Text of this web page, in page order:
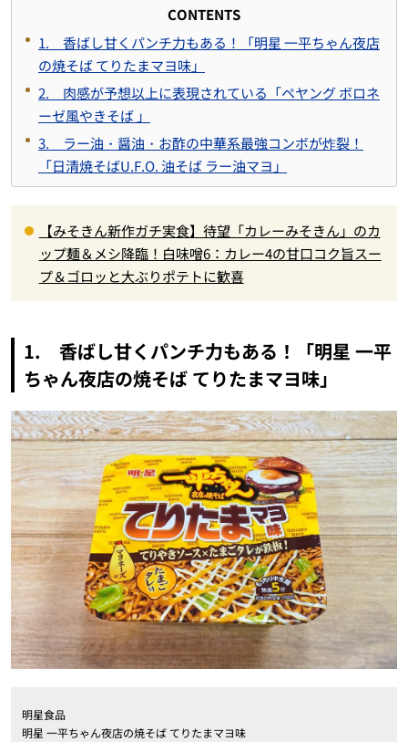
CONTENTS
1. 香ばし甘くパンチ力もある！「明星 一平ちゃん夜店
の焼そば てりたまマヨ味」
2. 肉感が予想以上に表現されている「ペヤング ボロネ
ーゼ風やきそば 」
3. ラー油・醤油・お酢の中華系最強コンボが炸裂！
「日清焼そばU.F.O. 油そば ラー油マヨ」
【みそきん新作ガチ実食】待望「カレーみそきん」のカ
ップ麺＆メシ降臨！白味噌6：カレー4の甘口コク旨スー
プ＆ゴロッと大ぶりポテトに歓喜
1. 香ばし甘くパンチ力もある！「明星 一平
ちゃん夜店の焼そば てりたまマヨ味」
明星食品
明星 一平ちゃん夜店の焼そば てりたまマヨ味